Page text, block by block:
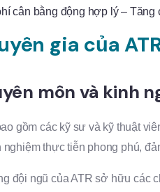
cân bằng động hợp lý –
gia của
môn và kinh
gồm các kỹ sư và kỹ thuật
nghiệm thực tiễn phong phú,
đội ngũ của ATR sở hữu các